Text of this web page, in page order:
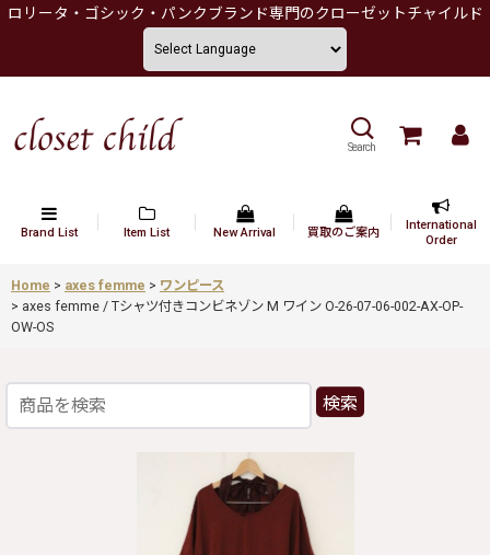
ロリータ・ゴシック・パンクブランド専門のクローゼットチャイルド
Search
Brand List Item List New Arrival 買取のご案内
International
Order
Home > axes femme > ワンピース
> axes femme / Tシャツ付きコンビネゾン M ワイン O-26-07-06-002-AX-OP-
OW-OS
検索